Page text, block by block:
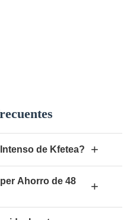
de Kfetea? +
Ahorro de 48
+